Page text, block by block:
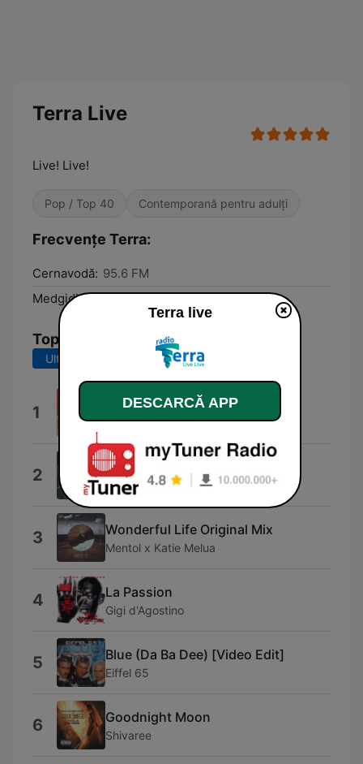
Terra Live
Live! Live!
Pop / Top 40 Contemporană pentru adulți
Frecvențe Terra:
Cernavodă: 95.6 FM
Medgidia: 97.5 FM
Top melodii
Ultimele 7 zile Ultimele 30 de zile
1 Would You...?
Touch & Go
2 Everybody's Free
Rozalla
3 Wonderful Life Original Mix
Mentol x Katie Melua
4 La Passion
Gigi d'Agostino
5 Blue (Da Ba Dee) [Video Edit]
Eiffel 65
6 Goodnight Moon
Shivaree
Terra live
DESCARCĂ APP